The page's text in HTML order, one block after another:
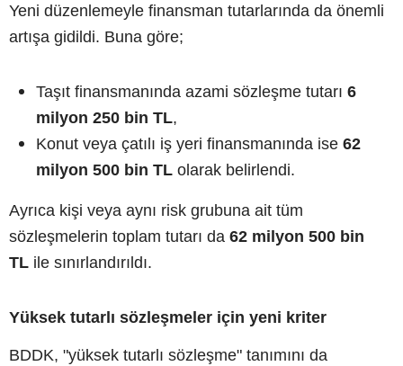
Yeni düzenlemeyle finansman tutarlarında da önemli
artışa gidildi. Buna göre;
Taşıt finansmanında azami sözleşme tutarı 6
milyon 250 bin TL,
Konut veya çatılı iş yeri finansmanında ise 62
milyon 500 bin TL olarak belirlendi.
Ayrıca kişi veya aynı risk grubuna ait tüm
sözleşmelerin toplam tutarı da 62 milyon 500 bin
TL ile sınırlandırıldı.
Yüksek tutarlı sözleşmeler için yeni kriter
BDDK, "yüksek tutarlı sözleşme" tanımını da